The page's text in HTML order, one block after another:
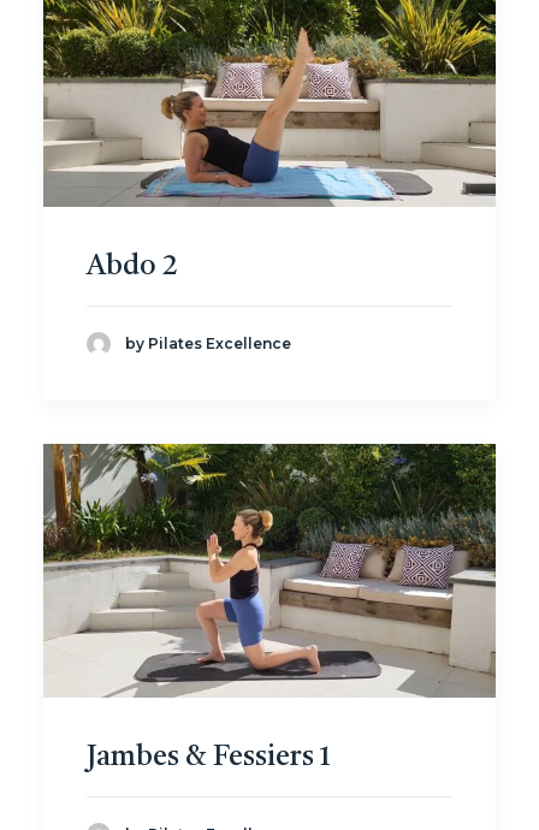
Abdo 2
by Pilates Excellence
Jambes & Fessiers 1